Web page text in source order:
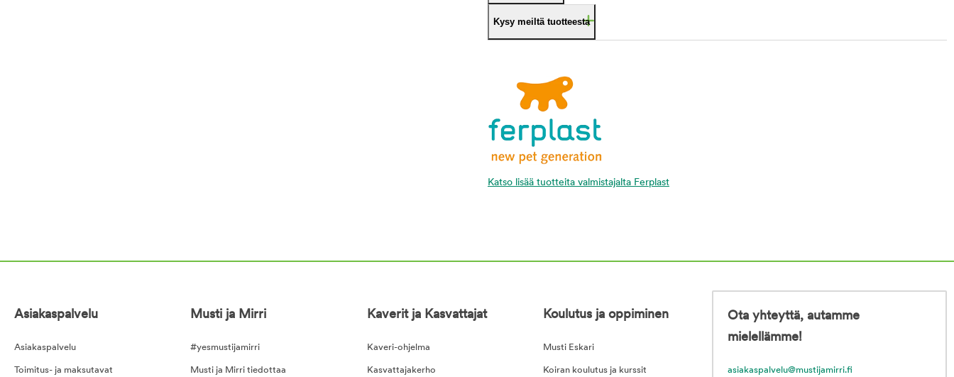
Kysy meiltä tuotteesta
Katso lisää tuotteita valmistajalta Ferplast
Asiakaspalvelu
Asiakaspalvelu
Toimitus- ja maksutavat
Musti ja Mirri
#yesmustijamirri
Musti ja Mirri tiedottaa
Kaverit ja Kasvattajat
Kaveri-ohjelma
Kasvattajakerho
Koulutus ja oppiminen
Musti Eskari
Koiran koulutus ja kurssit
Ota yhteyttä, autamme
mielellämme!
asiakaspalvelu@mustijamirri.fi